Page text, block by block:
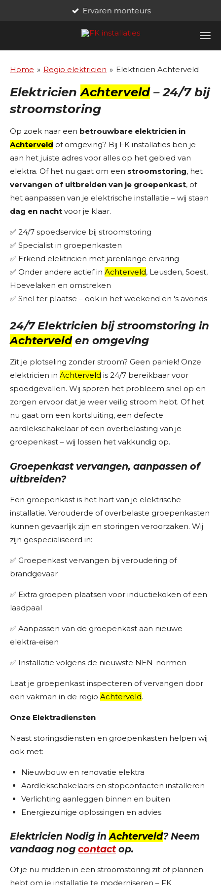
de
Ervaren monteurs
Home » Regio elektricien » Elektricien Achterveld
ElektricienAchterveld– 24/7 bij
stroomstoring
Op zoek naar een betrouwbare elektricien in
Achterveld of omgeving? Bij FK installaties ben je
aan het juiste adres voor alles op het gebied van
elektra. Of het nu gaat om een stroomstoring, het
vervangen of uitbreiden van je groepenkast, of
het aanpassen van je elektrische installatie – wij staan
dag en nacht voor je klaar.
✅ 24/7 spoedservice bij stroomstoring
✅ Specialist in groepenkasten
✅ Erkend elektricien met jarenlange ervaring
✅ Onder andere actief in Achterveld, Leusden, Soest,
Hoevelaken en omstreken
✅ Snel ter plaatse – ook in het weekend en 's avonds
24/7 Elektricien bij stroomstoring in
Achtervelden omgeving
Zit je plotseling zonder stroom? Geen paniek! Onze
elektricien in Achterveld is 24/7 bereikbaar voor
spoedgevallen. Wij sporen het probleem snel op en
zorgen ervoor dat je weer veilig stroom hebt. Of het
nu gaat om een kortsluiting, een defecte
aardlekschakelaar of een overbelasting van je
groepenkast – wij lossen het vakkundig op.
Groepenkast vervangen, aanpassen of
uitbreiden?
Een groepenkast is het hart van je elektrische
installatie. Verouderde of overbelaste groepenkasten
kunnen gevaarlijk zijn en storingen veroorzaken. Wij
zijn gespecialiseerd in:
✅ Groepenkast vervangen bij veroudering of
brandgevaar
✅ Extra groepen plaatsen voor inductiekoken of een
laadpaal
✅ Aanpassen van de groepenkast aan nieuwe
elektra-eisen
✅ Installatie volgens de nieuwste NEN-normen
Laat je groepenkast inspecteren of vervangen door
een vakman in de regio Achterveld.
Onze Elektradiensten
Naast storingsdiensten en groepenkasten helpen wij
ook met:
Nieuwbouw en renovatie elektra
Aardlekschakelaars en stopcontacten installeren
Verlichting aanleggen binnen en buiten
Energiezuinige oplossingen en advies
Elektricien Nodig inAchterveld? Neem
vandaag nog contactop.
Of je nu midden in een stroomstoring zit of plannen
hebt om je installatie te moderniseren – FK